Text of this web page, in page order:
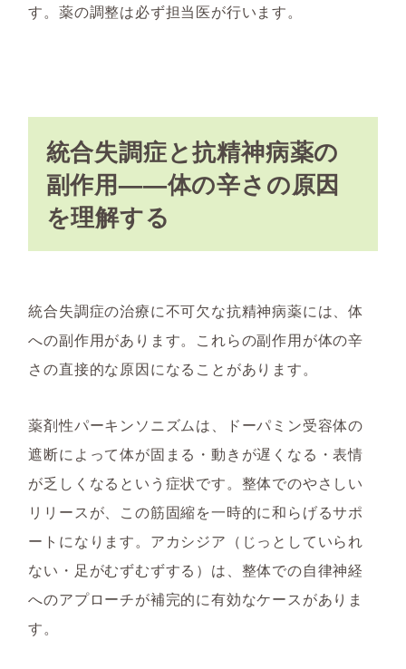
す。薬の調整は必ず担当医が行います。
統合失調症と抗精神病薬の
副作用——体の辛さの原因
を理解する
統合失調症の治療に不可欠な抗精神病薬には、体
への副作用があります。これらの副作用が体の辛
さの直接的な原因になることがあります。
薬剤性パーキンソニズムは、ドーパミン受容体の
遮断によって体が固まる・動きが遅くなる・表情
が乏しくなるという症状です。整体でのやさしい
リリースが、この筋固縮を一時的に和らげるサポ
ートになります。アカシジア（じっとしていられ
ない・足がむずむずする）は、整体での自律神経
へのアプローチが補完的に有効なケースがありま
す。